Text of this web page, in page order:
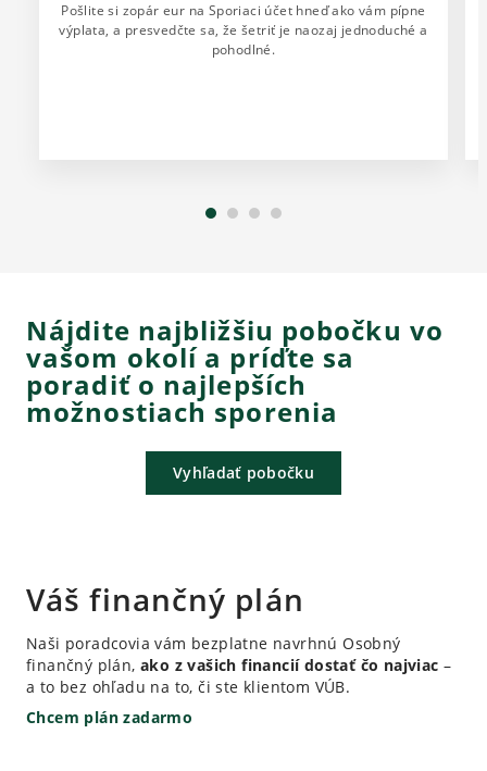
Pošlite si zopár eur na Sporiaci účet hneď ako vám pípne
výplata, a presvedčte sa, že šetriť je naozaj jednoduché a
pohodlné.
Nájdite najbližšiu pobočku vo
vašom okolí a príďte sa
poradiť o najlepších
možnostiach sporenia
Vyhľadať pobočku
Váš finančný plán
Naši poradcovia vám bezplatne navrhnú Osobný
finančný plán,ako z vašich financií dostať čo najviac –
a to bez ohľadu na to, či ste klientom VÚB.
Chcem plán zadarmo